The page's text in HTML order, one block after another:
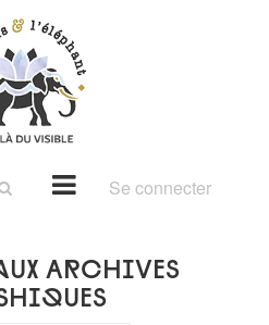
Se connecter
Archives